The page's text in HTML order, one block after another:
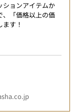
ションアイテムか
、「価格以上の価
す！